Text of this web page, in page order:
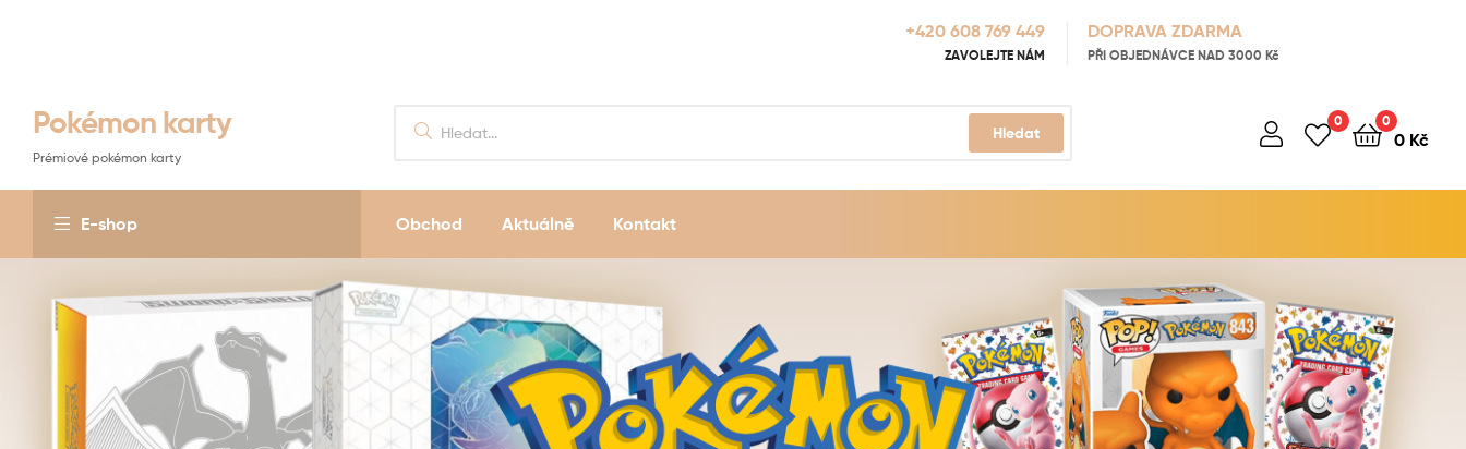
+420 608 769 449
ZAVOLEJTE NÁM
DOPRAVA ZDARMA
PŘI OBJEDNÁVCE NAD 3000 Kč
Pokémon karty
Prémiové pokémon karty
Hledat
0 0
0 Kč
E-shop Obchod Aktuálně Kontakt